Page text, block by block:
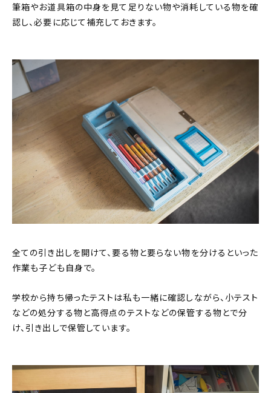
筆箱やお道具箱の中身を見て足りない物や消耗している物を確
認し、必要に応じて補充しておきます。
全ての引き出しを開けて、要る物と要らない物を分けるといった
作業も子ども自身で。
学校から持ち帰ったテストは私も一緒に確認しながら、小テスト
などの処分する物と高得点のテストなどの保管する物とで分
け、引き出しで保管しています。